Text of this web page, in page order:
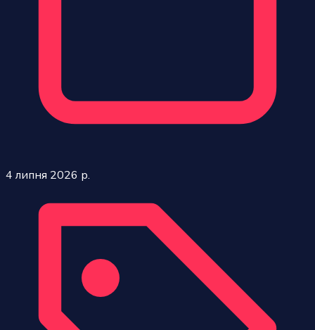
4 липня 2026 р.